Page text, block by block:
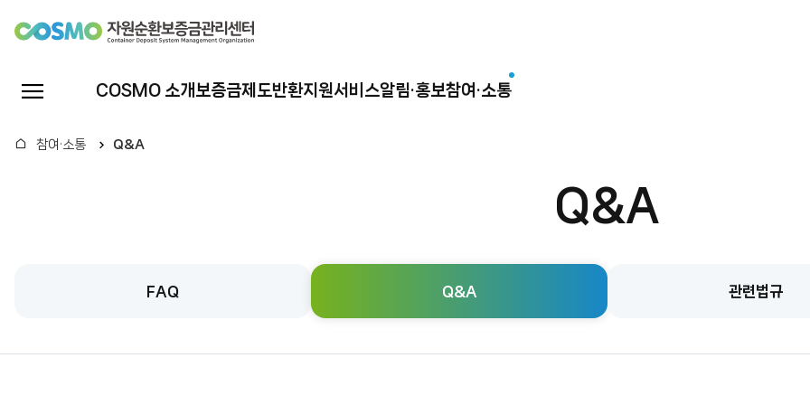
자
원
관
COSMO 소개 보증금제도반환지원서비스알림·홍보참여·소통
전
뉴 홈참여·소통 Q&A
Q&A
FAQ Q&A 관련법규